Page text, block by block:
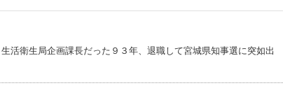
活衛生局企画課長だった９３年、退職して宮城県知事選に突如出